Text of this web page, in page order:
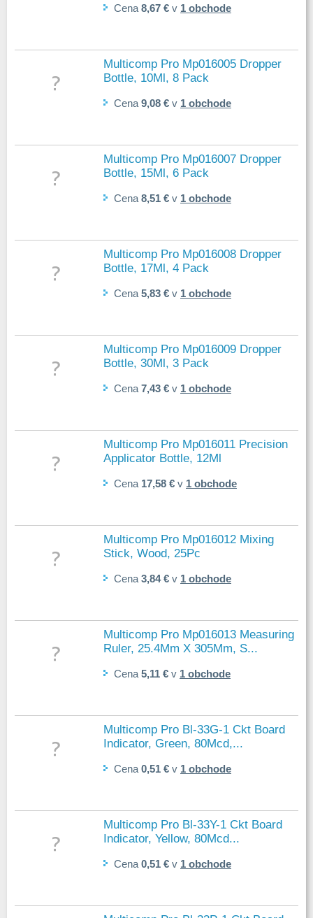
Cena 8,67 € v 1 obchode
Multicomp Pro Mp016005 Dropper
Bottle, 10Ml, 8 Pack
Cena 9,08 € v 1 obchode
Multicomp Pro Mp016007 Dropper
Bottle, 15Ml, 6 Pack
Cena 8,51 € v 1 obchode
Multicomp Pro Mp016008 Dropper
Bottle, 17Ml, 4 Pack
Cena 5,83 € v 1 obchode
Multicomp Pro Mp016009 Dropper
Bottle, 30Ml, 3 Pack
Cena 7,43 € v 1 obchode
Multicomp Pro Mp016011 Precision
Applicator Bottle, 12Ml
Cena 17,58 € v 1 obchode
Multicomp Pro Mp016012 Mixing
Stick, Wood, 25Pc
Cena 3,84 € v 1 obchode
Multicomp Pro Mp016013 Measuring
Ruler, 25.4Mm X 305Mm, S...
Cena 5,11 € v 1 obchode
Multicomp Pro Bl-33G-1 Ckt Board
Indicator, Green, 80Mcd,...
Cena 0,51 € v 1 obchode
Multicomp Pro Bl-33Y-1 Ckt Board
Indicator, Yellow, 80Mcd...
Cena 0,51 € v 1 obchode